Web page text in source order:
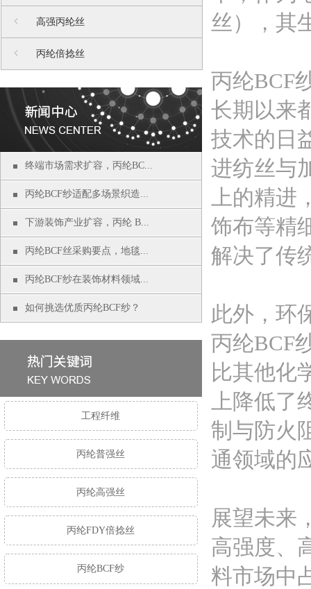
高强丙纶丝
丙纶倍捻丝
终端市场需求扩容，丙纶BC...
丙纶BCF纱适配多场景织造...
下游装饰产业扩容，丙纶 B...
丙纶BCF丝采购要点，地毯...
丙纶BCF纱在装饰材料领域...
如何挑选优质丙纶BCF纱？
工程纤维
丙纶普强丝
丙纶高强丝
丙纶FDY倍捻丝
丙纶BCF纱
丝），其
丙纶BCF
长期以来
技术的日
进纺丝与
上的精进
饰布等精
解决了传
此外，环
丙纶BCF
比其他化
上降低了
制与防火
通领域的
展望未来
高强度、
料市场中